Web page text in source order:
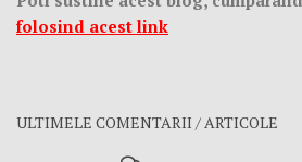
folosind acest link
ULTIMELE COMENTARII / ARTICOLE